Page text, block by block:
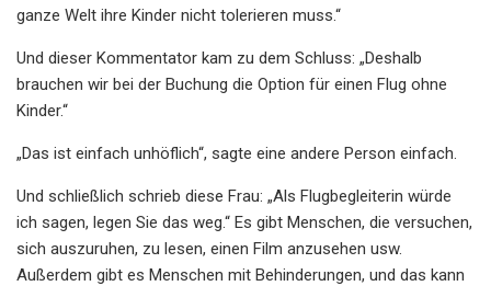
ganze Welt ihre Kinder nicht tolerieren muss.“
Und dieser Kommentator kam zu dem Schluss: „Deshalb
brauchen wir bei der Buchung die Option für einen Flug ohne
Kinder.“
„Das ist einfach unhöflich“, sagte eine andere Person einfach.
Und schließlich schrieb diese Frau: „Als Flugbegleiterin würde
ich sagen, legen Sie das weg.“ Es gibt Menschen, die versuchen,
sich auszuruhen, zu lesen, einen Film anzusehen usw.
Außerdem gibt es Menschen mit Behinderungen, und das kann